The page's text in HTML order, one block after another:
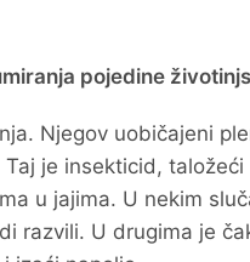
pojedine
Njegov uobičajeni
je insekticid,
u jajima. U nekim
razvili. U drugima je